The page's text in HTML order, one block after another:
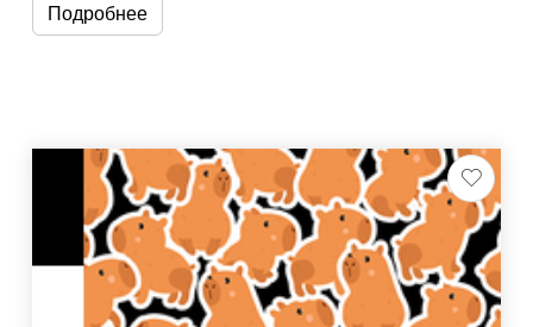
Подробнее